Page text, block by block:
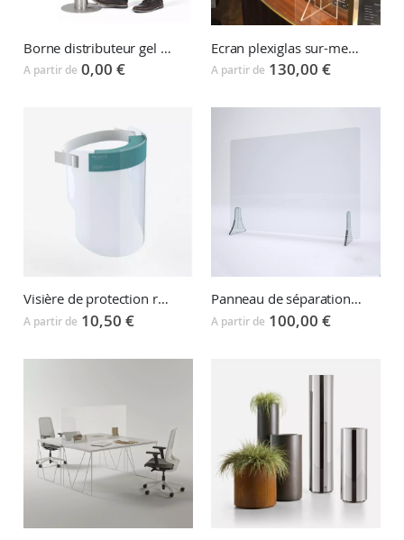
Borne distributeur gel hydroalcoolique AN-GEL
A partir de 0,00 €
Ecran plexiglas sur-mesure PLEXI
A partir de 130,00 €
Visière de protection réutilisable REXSHIELD
A partir de 10,50 €
Panneau de séparation en plexiglas PLEXYPRO
A partir de 100,00 €